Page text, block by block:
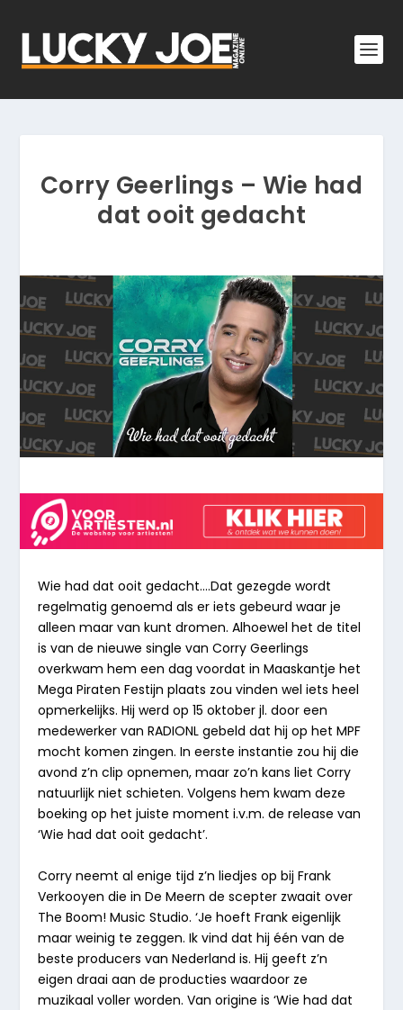
Corry Geerlings – Wie had
dat ooit gedacht
Wie had dat ooit gedacht….Dat gezegde wordt
regelmatig genoemd als er iets gebeurd waar je
alleen maar van kunt dromen. Alhoewel het de titel
is van de nieuwe single van Corry Geerlings
overkwam hem een dag voordat in Maaskantje het
Mega Piraten Festijn plaats zou vinden wel iets heel
opmerkelijks. Hij werd op 15 oktober jl. door een
medewerker van RADIONL gebeld dat hij op het MPF
mocht komen zingen. In eerste instantie zou hij die
avond z’n clip opnemen, maar zo’n kans liet Corry
natuurlijk niet schieten. Volgens hem kwam deze
boeking op het juiste moment i.v.m. de release van
‘Wie had dat ooit gedacht’.
Corry neemt al enige tijd z’n liedjes op bij Frank
Verkooyen die in De Meern de scepter zwaait over
The Boom! Music Studio. ‘Je hoeft Frank eigenlijk
maar weinig te zeggen. Ik vind dat hij één van de
beste producers van Nederland is. Hij geeft z’n
eigen draai aan de producties waardoor ze
muzikaal voller worden. Van origine is ‘Wie had dat